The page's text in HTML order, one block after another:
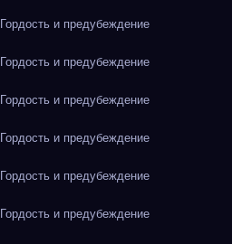
и предубеждение
и предубеждение
и предубеждение
и предубеждение
и предубеждение
и предубеждение